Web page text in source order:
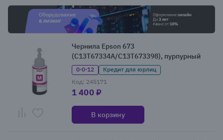
Чернила Epson 673
(C13T67334A/C13T673398), пурпурный
0·0·12
Кредит для юрлиц
Код: 245171
1 400 ₽
В корзину